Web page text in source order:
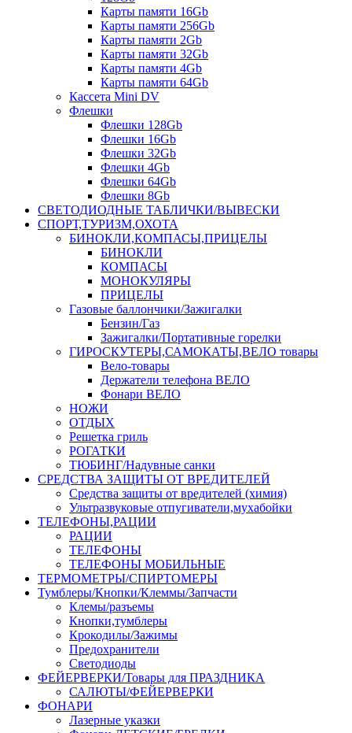
Карты памяти 16Gb
Карты памяти 256Gb
Карты памяти 2Gb
Карты памяти 32Gb
Карты памяти 4Gb
Карты памяти 64Gb
Кассета Mini DV
Флешки
Флешки 128Gb
Флешки 16Gb
Флешки 32Gb
Флешки 4Gb
Флешки 64Gb
Флешки 8Gb
СВЕТОДИОДНЫЕ ТАБЛИЧКИ/ВЫВЕСКИ
СПОРТ,ТУРИЗМ,ОХОТА
БИНОКЛИ,КОМПАСЫ,ПРИЦЕЛЫ
БИНОКЛИ
КОМПАСЫ
МОНОКУЛЯРЫ
ПРИЦЕЛЫ
Газовые баллончики/Зажигалки
Бензин/Газ
Зажигалки/Портативные горелки
ГИРОСКУТЕРЫ,САМОКАТЫ,ВЕЛО товары
Вело-товары
Держатели телефона ВЕЛО
Фонари ВЕЛО
НОЖИ
ОТДЫХ
Решетка гриль
РОГАТКИ
ТЮБИНГ/Надувные санки
СРЕДСТВА ЗАЩИТЫ ОТ ВРЕДИТЕЛЕЙ
Средства защиты от вредителей (химия)
Ультразвуковые отпугиватели,мухабойки
ТЕЛЕФОНЫ,РАЦИИ
РАЦИИ
ТЕЛЕФОНЫ
ТЕЛЕФОНЫ МОБИЛЬНЫЕ
ТЕРМОМЕТРЫ/СПИРТОМЕРЫ
Тумблеры/Кнопки/Клеммы/Запчасти
Клемы/разъемы
Кнопки,тумблеры
Крокодилы/Зажимы
Предохранители
Светодиоды
ФЕЙЕРВЕРКИ/Товары для ПРАЗДНИКА
САЛЮТЫ/ФЕЙЕРВЕРКИ
ФОНАРИ
Лазерные указки